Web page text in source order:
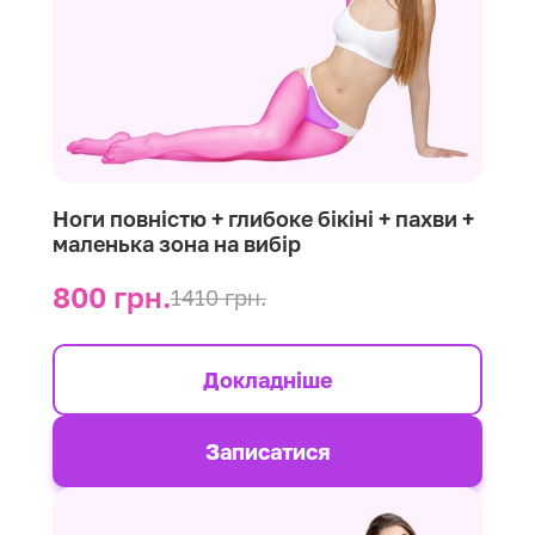
Ноги повністю + глибоке бікіні + пахви +
маленька зона на вибір
800 грн.1410 грн.
Докладніше
Записатися